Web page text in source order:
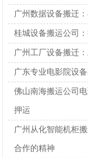
广州数据设备搬迁
桂城设备搬运公司
广州工厂设备搬迁
广东专业电影院设
佛山南海搬运公司
押运
广州从化智能机柜
合作的精神